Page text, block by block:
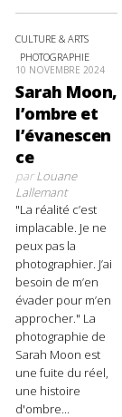
CULTURE & ARTS
PHOTOGRAPHIE
10 NOVEMBRE 2024
Sarah Moon,
l’ombre et
l’évanescen
ce
parLouane
Lallemant
"La réalité c’est
implacable. Je ne
peux pas la
photographier. J’ai
besoin de m’en
évader pour m’en
approcher." La
photographie de
Sarah Moon est
une fuite du réel,
une histoire
d'ombre...